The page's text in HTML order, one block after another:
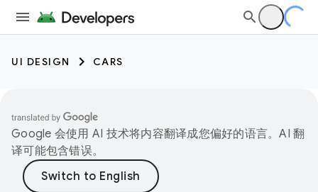
UI DESIGN CARS
Google 会使用 AI 技术将内容翻译成您偏好的语言。AI 翻
译可能包含错误。